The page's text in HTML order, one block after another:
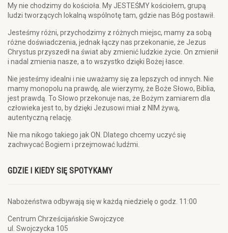
My nie chodzimy do kościoła. My JESTEŚMY kościołem, grupą
ludzi tworzących lokalną wspólnotę tam, gdzie nas Bóg postawił.
Jesteśmy różni, przychodzimy z różnych miejsc, mamy za sobą
różne doświadczenia, jednak łączy nas przekonanie, że Jezus
Chrystus przyszedł na świat aby zmienić ludzkie życie. On zmienił
i nadal zmienia nasze, a to wszystko dzięki Bożej łasce.
Nie jesteśmy idealni i nie uważamy się za lepszych od innych. Nie
mamy monopolu na prawdę, ale wierzymy, że Boże Słowo, Biblia,
jest prawdą. To Słowo przekonuje nas, że Bożym zamiarem dla
człowieka jest to, by dzięki Jezusowi miał z NIM żywą,
autentyczną relację.
Nie ma nikogo takiego jak ON. Dlatego chcemy uczyć się
zachwycać Bogiem i przejmować ludźmi.
GDZIE I KIEDY SIĘ SPOTYKAMY
Nabożeństwa odbywają się w każdą niedzielę o godz. 11:00
Centrum Chrześcijańskie Swojczyce
ul. Swojczycka 105